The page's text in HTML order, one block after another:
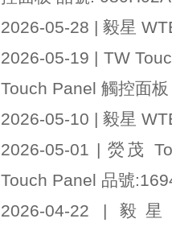
2026-05-28 | 毅星
2026-05-19 | TW
Touch Panel 觸控面
2026-05-10 | 毅星
2026-05-01 |熒茂
Touch Panel 品號
2026-04-22 |毅星